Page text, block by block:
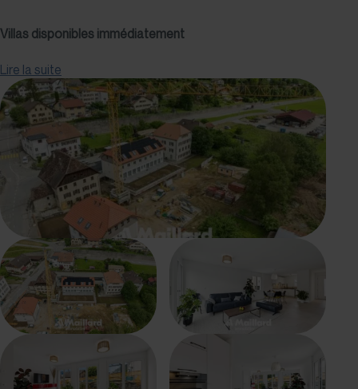
Villas disponibles immédiatement
Bâtiments 1 et 2 - villas prêtes à l'emménagement :
4 villas contiguës 4.5 pièces (lotsA, B,C,D) - env. 132 m²
2 villas mitoyennes 5.5 pièces (lots E, F) - env. 148 m²
Chaque villa dispose d'une entrée indépendante, d'une
terrasse et d'un jardin privatif. Espaces lumineux et
fonctionnels, idéals pour la vie familiale.
Villas en vente sur plan
Bâtiments 3, 4 et 5 - villas 5.5 pièces :
Lots G, H, J, K, L, M - env. 148 m²
Ces villas permettent la personnalisation des finitions et
aménagements, avec des espaces adaptés aux besoins
de chaque acquéreur. Construction neuve répondant aux
standards énergétiques actuels.
Description générale
Lire la suite